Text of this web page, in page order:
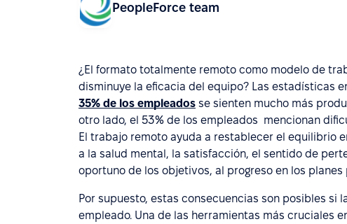
PeopleForce team
¿El formato totalmente remoto como modelo de
disminuye la eficacia del equipo? Las estadísticas
35% de los empleados se sienten mucho más
otro lado, el 53% de los empleados mencionan
El trabajo remoto ayuda a restablecer el equilibrio
a la salud mental, la satisfacción, el sentido de
oportuno de los objetivos, al progreso en los
Por supuesto, estas consecuencias son posibles si
empleado. Una de las herramientas más cruciales